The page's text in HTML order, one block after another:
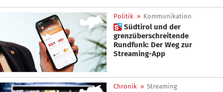
Politik » Kommunikation
 Südtirol und der
grenzüberschreitende
Rundfunk: Der Weg zur
Streaming-App
Chronik » Streaming